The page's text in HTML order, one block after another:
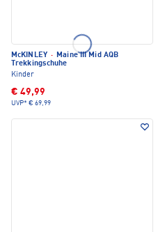
McKINLEY · Maine III Mid AQB
Trekkingschuhe
Kinder
€ 49,99
UVP* € 69,99